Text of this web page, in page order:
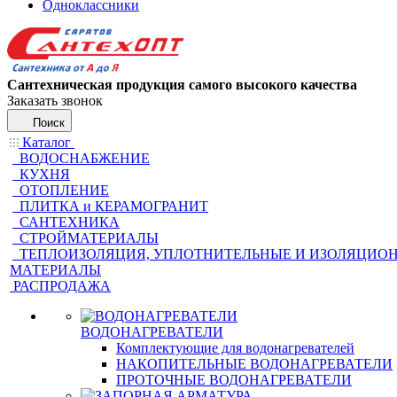
Одноклассники
Сантехническая продукция самого высокого качества
Заказать звонок
Поиск
Каталог
ВОДОСНАБЖЕНИЕ
КУХНЯ
ОТОПЛЕНИЕ
ПЛИТКА и КЕРАМОГРАНИТ
САНТЕХНИКА
СТРОЙМАТЕРИАЛЫ
ТЕПЛОИЗОЛЯЦИЯ, УПЛОТНИТЕЛЬНЫЕ И
МАТЕРИАЛЫ
РАСПРОДАЖА
ВОДОНАГРЕВАТЕЛИ
Комплектующие для водонагревателей
НАКОПИТЕЛЬНЫЕ ВОДОНАГРЕВАТЕЛИ
ПРОТОЧНЫЕ ВОДОНАГРЕВАТЕЛИ